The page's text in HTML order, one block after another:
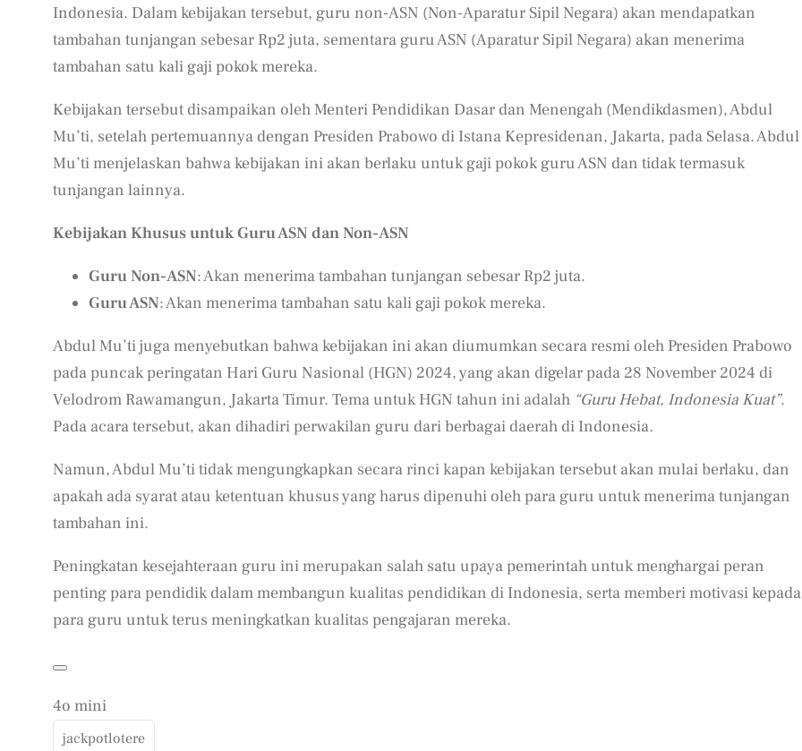
Indonesia. Dalam kebijakan tersebut, guru non-ASN (Non-Aparatur Sipil Negara) akan mendapatkan
tambahan tunjangan sebesar Rp2 juta, sementara guru ASN (Aparatur Sipil Negara) akan menerima
tambahan satu kali gaji pokok mereka.
Kebijakan tersebut disampaikan oleh Menteri Pendidikan Dasar dan Menengah (Mendikdasmen), Abdul
Mu’ti, setelah pertemuannya dengan Presiden Prabowo di Istana Kepresidenan, Jakarta, pada Selasa. Abdul
Mu’ti menjelaskan bahwa kebijakan ini akan berlaku untuk gaji pokok guru ASN dan tidak termasuk
tunjangan lainnya.
Kebijakan Khusus untuk Guru ASN dan Non-ASN
Guru Non-ASN: Akan menerima tambahan tunjangan sebesar Rp2 juta.
Guru ASN: Akan menerima tambahan satu kali gaji pokok mereka.
Abdul Mu’ti juga menyebutkan bahwa kebijakan ini akan diumumkan secara resmi oleh Presiden Prabowo
pada puncak peringatan Hari Guru Nasional (HGN) 2024, yang akan digelar pada 28 November 2024 di
Velodrom Rawamangun, Jakarta Timur. Tema untuk HGN tahun ini adalah “Guru Hebat, Indonesia Kuat”.
Pada acara tersebut, akan dihadiri perwakilan guru dari berbagai daerah di Indonesia.
Namun, Abdul Mu’ti tidak mengungkapkan secara rinci kapan kebijakan tersebut akan mulai berlaku, dan
apakah ada syarat atau ketentuan khusus yang harus dipenuhi oleh para guru untuk menerima tunjangan
tambahan ini.
Peningkatan kesejahteraan guru ini merupakan salah satu upaya pemerintah untuk menghargai peran
penting para pendidik dalam membangun kualitas pendidikan di Indonesia, serta memberi motivasi kepada
para guru untuk terus meningkatkan kualitas pengajaran mereka.
4o mini
jackpotlotere